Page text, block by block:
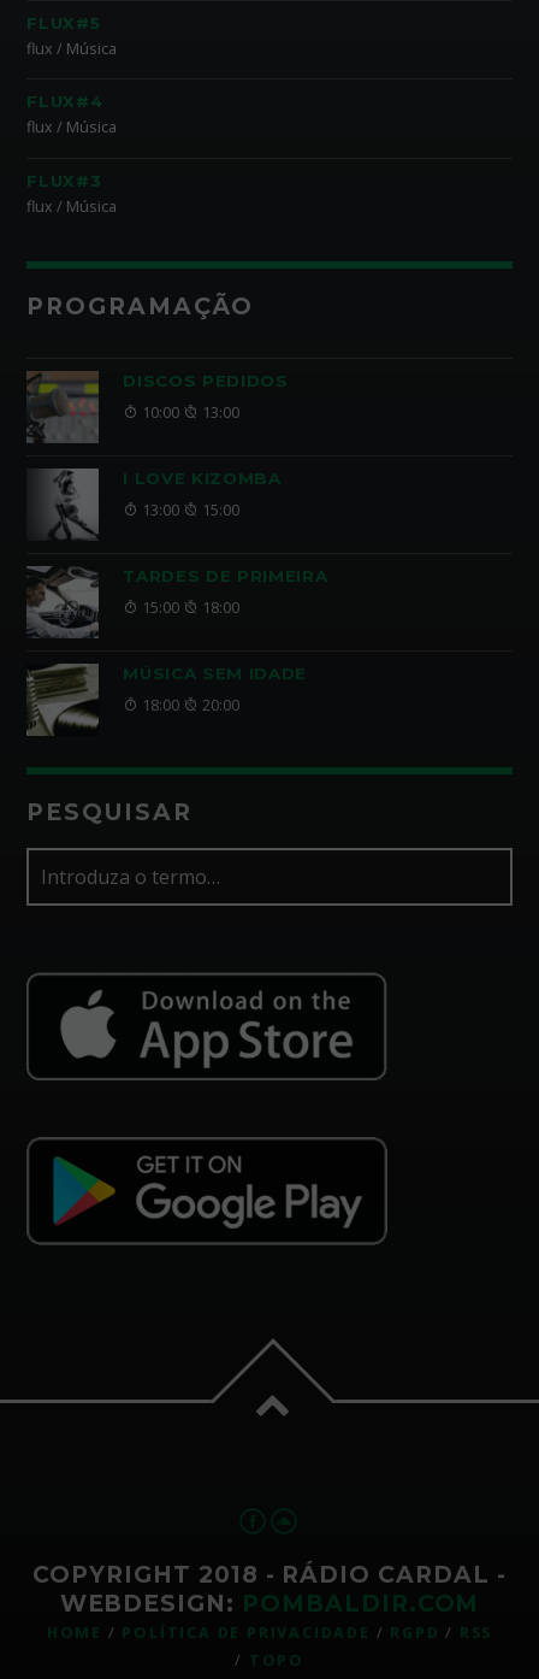
FLUX#5
flux / Música
FLUX#4
flux / Música
FLUX#3
flux / Música
PROGRAMAÇÃO
DISCOS PEDIDOS
10:00 13:00
I LOVE KIZOMBA
13:00 15:00
TARDES DE PRIMEIRA
15:00 18:00
MÚSICA SEM IDADE
18:00 20:00
PESQUISAR
COPYRIGHT 2018 - RÁDIO CARDAL -
WEBDESIGN: POMBALDIR.COM
HOME POLÍTICA DE PRIVACIDADE RGPD
RSS
TOPO